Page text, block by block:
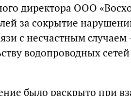
директора ООО
за сокрытие
с несчастным
водопроводных
было раскрыто при